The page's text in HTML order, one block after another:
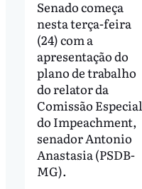
Senado começa
nesta terça-feira
(24) com a
apresentação do
plano de trabalho
do relator da
Comissão Especial
do Impeachment,
senador Antonio
Anastasia (PSDB-
MG).